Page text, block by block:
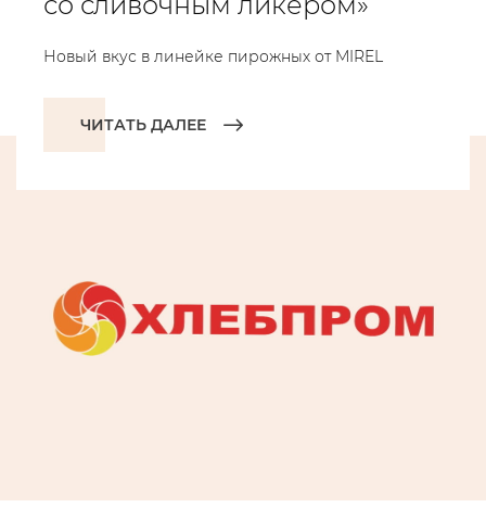
Новый вкус в линейке пирожных от MIREL
ЧИТАТЬ ДАЛЕЕ